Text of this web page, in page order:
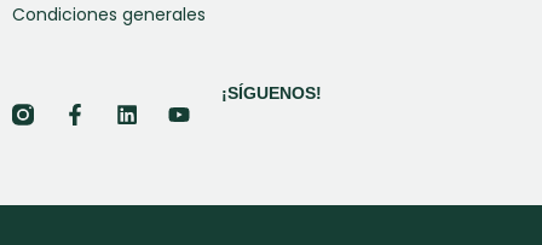
Condiciones generales
¡SÍGUENOS!